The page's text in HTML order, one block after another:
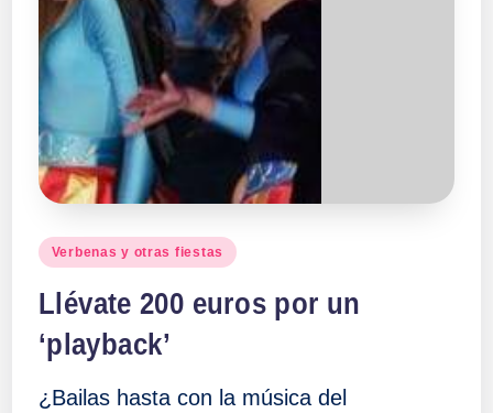
Publicado
Verbenas y otras fiestas
Llévate 200 euros por un
‘playback’
¿Bailas hasta con la música del